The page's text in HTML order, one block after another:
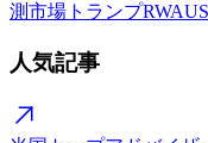
測市場 トランプRWA
人気記事